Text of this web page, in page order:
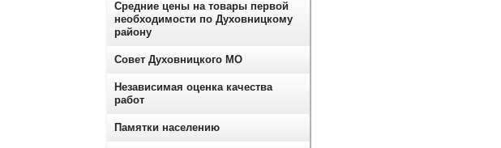
Средние цены на товары первой
необходимости по Духовницкому
району
Совет Духовницкого МО
Независимая оценка качества
работ
Памятки населению